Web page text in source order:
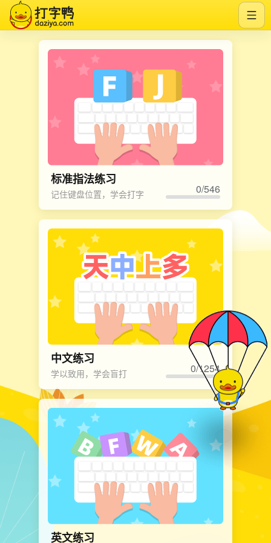
标准指法练习
记住键盘位置，学会打字 0/546
中文练习
学以致用，学会盲打 0/1254
英文练习